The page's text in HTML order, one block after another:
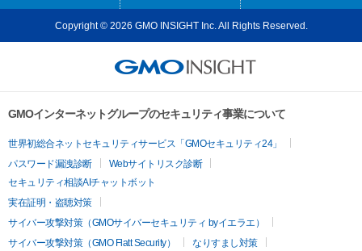
Copyright © 2026 GMO INSIGHT Inc. All Rights Reserved.
GMOインターネットグループのセキュリティ事業について
世界初総合ネットセキュリティサービス「GMOセキュリティ24」
パスワード漏洩診断
Webサイトリスク診断
セキュリティ相談AIチャットボット
実在証明・盗聴対策
サイバー攻撃対策（GMOサイバーセキュリティ byイエラエ）
サイバー攻撃対策（GMO Flatt Security）
なりすまし対策